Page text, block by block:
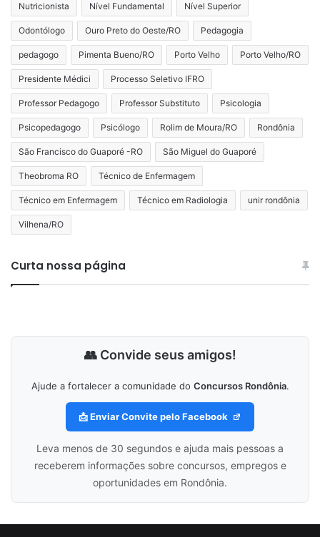
Nutricionista Nível Fundamental Nível Superior
Odontólogo Ouro Preto do Oeste/RO Pedagogia
pedagogo Pimenta Bueno/RO Porto Velho Porto Velho/RO
Presidente Médici Processo Seletivo IFRO
Professor Pedagogo Professor Substituto Psicologia
Psicopedagogo Psicólogo Rolim de Moura/RO Rondônia
São Francisco do Guaporé -RO São Miguel do Guaporé
Theobroma RO Técnico de Enfermagem
Técnico em Enfermagem Técnico em Radiologia unir rondônia
Vilhena/RO
Curta nossa página
👥 Convide seus amigos!
Ajude a fortalecer a comunidade do Concursos Rondônia.
📩 Enviar Convite pelo Facebook
Leva menos de 30 segundos e ajuda mais pessoas a
receberem informações sobre concursos, empregos e
oportunidades em Rondônia.